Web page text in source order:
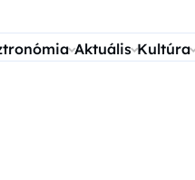
Aktuális Kultúra